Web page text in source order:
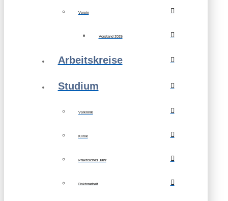
Verein
Vorstand 2025
Arbeitskreise
Studium
Vorklinik
Klinik
Praktisches Jahr
Doktorarbeit